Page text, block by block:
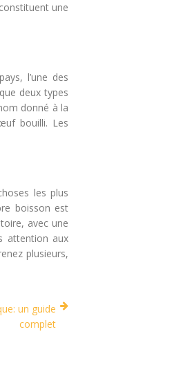
une
l’une des
deux types
donné à la
bouilli. Les
les plus
boisson est
avec une
attention aux
plusieurs,
un guide
complet